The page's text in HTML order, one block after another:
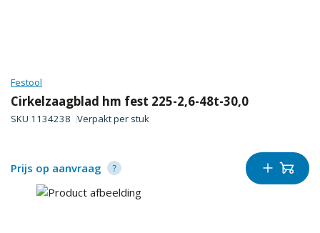
Festool
Cirkelzaagblad hm fest 225-2,6-48t-30,0
SKU 1134238 Verpakt per stuk
Prijs op aanvraag